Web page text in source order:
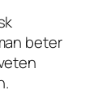
beter